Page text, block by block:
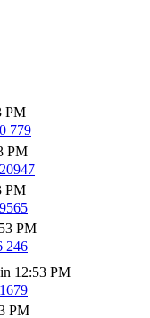
PM
779
PM
PM
PM
246
12:53 PM
PM